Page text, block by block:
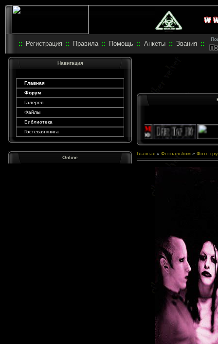
:: Регистрация :: Правила :: Помощь :: Анкеты :: Звания ::
Навигация
Главная
Форум
Галерея
Файлы
Библиотека
Гостевая книга
Online
Главная » Фотоальбом » Фото